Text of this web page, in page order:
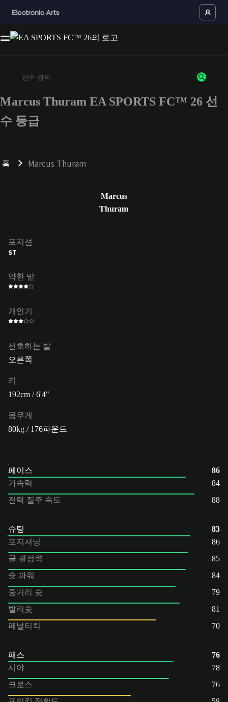
최소 3자 이상의 문자 또는 숫자를 입력하세요
Marcus Thuram EA SPORTS FC™ 26 선
수 등급
홈 Marcus Thuram
Marcus
Thuram
포지션
ST
약한 발
개인기
선호하는 발
오른쪽
키
192cm / 6'4"
몸무게
80kg / 176파운드
페이스
86
가속력
84
전력 질주 속도
88
슈팅
83
포지셔닝
86
골 결정력
85
슛 파워
84
중거리 슛
79
발리슛
81
페널티킥
70
패스
76
시야
78
크로스
76